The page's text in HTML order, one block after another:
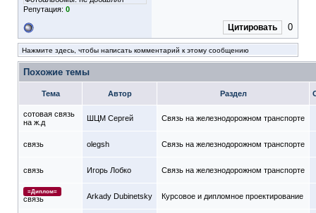
Репутация: 0
Цитировать 0
Нажмите здесь, чтобы написать комментарий к этому сообщению
Похожие темы
Тема Автор Раздел
сотовая связь
на ж.д
ШЦМ Сергей Связь на железнодорожном транспорте
связь olegsh Связь на железнодорожном транспорте
связь Игорь Лобко Связь на железнодорожном транспорте
=Диплом=
связь Arkady Dubinetsky Курсовое и дипломное проектирование